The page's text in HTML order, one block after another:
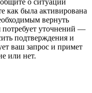
как была активирована
вернуть
уточнений —
подтверждения и
ваш запрос и примет
или нет.